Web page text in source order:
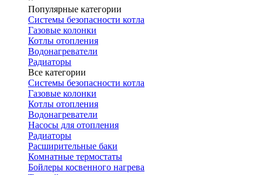
Популярные категории
Системы безопасности котла
Газовые колонки
Котлы отопления
Водонагреватели
Радиаторы
Все категории
Системы безопасности котла
Газовые колонки
Котлы отопления
Водонагреватели
Насосы для отопления
Радиаторы
Расширительные баки
Комнатные термостаты
Бойлеры косвенного нагрева